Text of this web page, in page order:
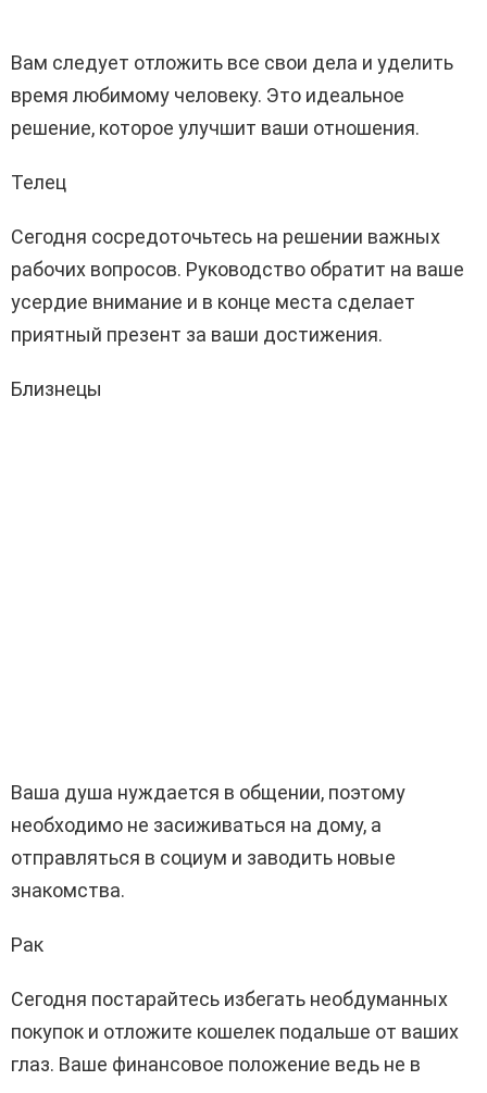
Вам следует отложить все свои дела и уделить
время любимому человеку. Это идеальное
решение, которое улучшит ваши отношения.
Телец
Сегодня сосредоточьтесь на решении важных
рабочих вопросов. Руководство обратит на ваше
усердие внимание и в конце места сделает
приятный презент за ваши достижения.
Близнецы
Ваша душа нуждается в общении, поэтому
необходимо не засиживаться на дому, а
отправляться в социум и заводить новые
знакомства.
Рак
Сегодня постарайтесь избегать необдуманных
покупок и отложите кошелек подальше от ваших
глаз. Ваше финансовое положение ведь не в